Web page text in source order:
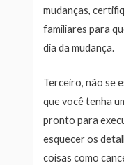
mudanças,
familiares para
dia da mudança.
Terceiro, não se
que você tenha
pronto para
esquecer os
coisas como